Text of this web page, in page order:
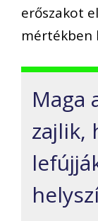
erőszakot
mértékben
Maga
zajlik,